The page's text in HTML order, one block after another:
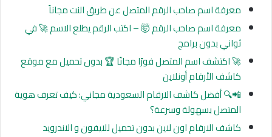
معرفة اسم صاحب الرقم المتصل عن طريق النت مجاناً
معرفة اسم صاحب الرقم 🤯 – اكتب الرقم يطلع الاسم 🚀 في
ثواني بدون برامج
🚀 اكتشف اسم المتصل فورًا مجانًا 🏆 بدون تحميل مع موقع
كاشف الأرقام أونلاين
📲🔍 أفضل كاشف الارقام السعودية مجاني: كيف تعرف هوية
المتصل بسهولة وسرعة؟
كاشف الارقام اون لاين بدون تحميل للايفون و الاندرويد